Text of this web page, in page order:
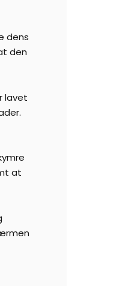
dens
den
lavet
at